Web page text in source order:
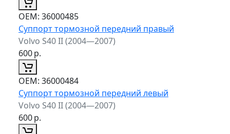
ОЕМ: 36000485
Суппорт тормозной передний правый
Volvo S40 II (2004—2007)
600р.
ОЕМ: 36000484
Суппорт тормозной передний левый
Volvo S40 II (2004—2007)
600р.